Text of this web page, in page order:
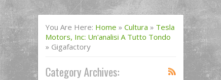
You Are Here: Home » Cultura » Tesla
Motors, Inc: Un'analisi A Tutto Tondo
» Gigafactory
Category Archives: